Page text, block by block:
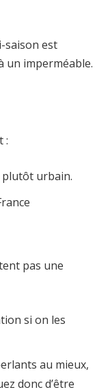
saison est
un imperméable.
:
plutôt urbain.
pas une
si on les
au mieux,
donc d’être